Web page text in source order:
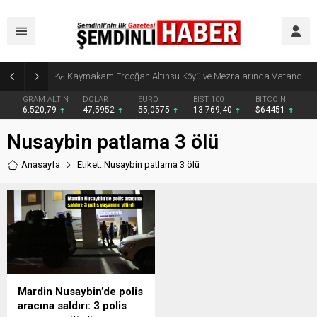
Kaymakam Erdoğan Altınsu Köyü ve Mezralarında Vatandaşlarla Buluştu
GRAM ALTIN
6.520,79
DOLAR
47,5952
EURO
55,0575
BIST 100
13.769,40
BITCOIN
$64451
Nusaybin patlama 3 ölü
Anasayfa Etiket: Nusaybin patlama 3 ölü
Mardin Nusaybin’de polis
aracına saldırı: 3 polis